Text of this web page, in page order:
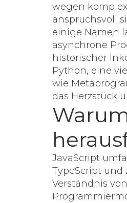
wegen
anspruchsvoll
einige Namen
asynchrone
historischer
Python, eine
wie
das Herzstück
JavaScript
TypeScript und
Verständnis